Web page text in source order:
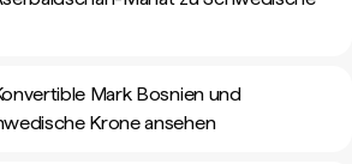
Mark Bosnien und
Krone ansehen